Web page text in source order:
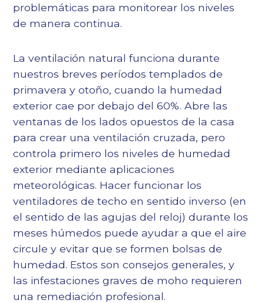
problemáticas para monitorear los niveles
de manera continua.
La ventilación natural funciona durante
nuestros breves períodos templados de
primavera y otoño, cuando la humedad
exterior cae por debajo del 60%. Abre las
ventanas de los lados opuestos de la casa
para crear una ventilación cruzada, pero
controla primero los niveles de humedad
exterior mediante aplicaciones
meteorológicas. Hacer funcionar los
ventiladores de techo en sentido inverso (en
el sentido de las agujas del reloj) durante los
meses húmedos puede ayudar a que el aire
circule y evitar que se formen bolsas de
humedad. Estos son consejos generales, y
las infestaciones graves de moho requieren
una remediación profesional.